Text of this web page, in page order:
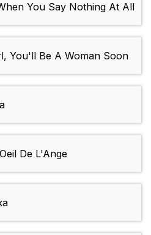
You Say Nothing At All
You'll Be A Woman Soon
De L'Ange